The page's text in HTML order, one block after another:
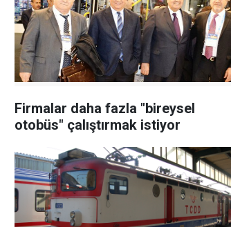
Firmalar daha fazla "bireysel
otobüs" çalıştırmak istiyor